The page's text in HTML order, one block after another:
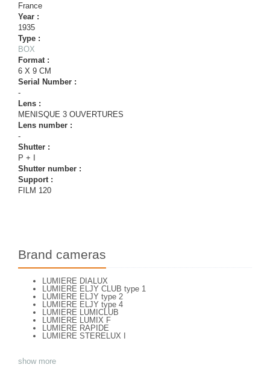
France
Year :
1935
Type :
BOX
Format :
6 X 9 CM
Serial Number :
-
Lens :
MENISQUE 3 OUVERTURES
Lens number :
-
Shutter :
P + I
Shutter number :
Support :
FILM 120
Brand cameras
LUMIERE DIALUX
LUMIERE ELJY CLUB type 1
LUMIERE ELJY type 2
LUMIERE ELJY type 4
LUMIERE LUMICLUB
LUMIERE LUMIX F
LUMIERE RAPIDE
LUMIERE STERELUX I
show more